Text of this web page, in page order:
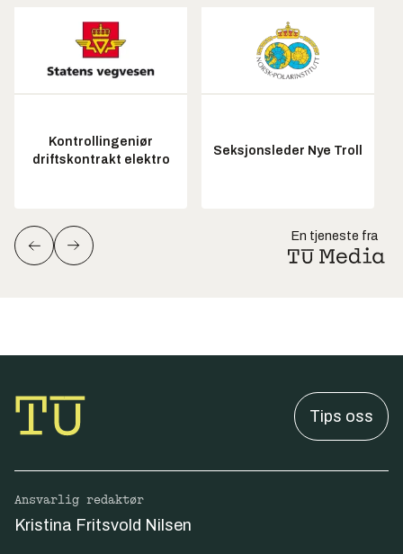
Kontrollingeniør
driftskontrakt elektro
Seksjonsleder Nye Troll
En tjeneste fra
Tips oss
Ansvarlig redaktør
Kristina Fritsvold Nilsen